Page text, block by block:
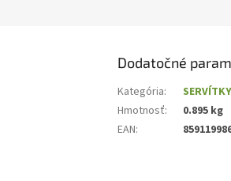
Dodatočné
Kategória:
Hmotnosť:
0.895 kg
EAN: